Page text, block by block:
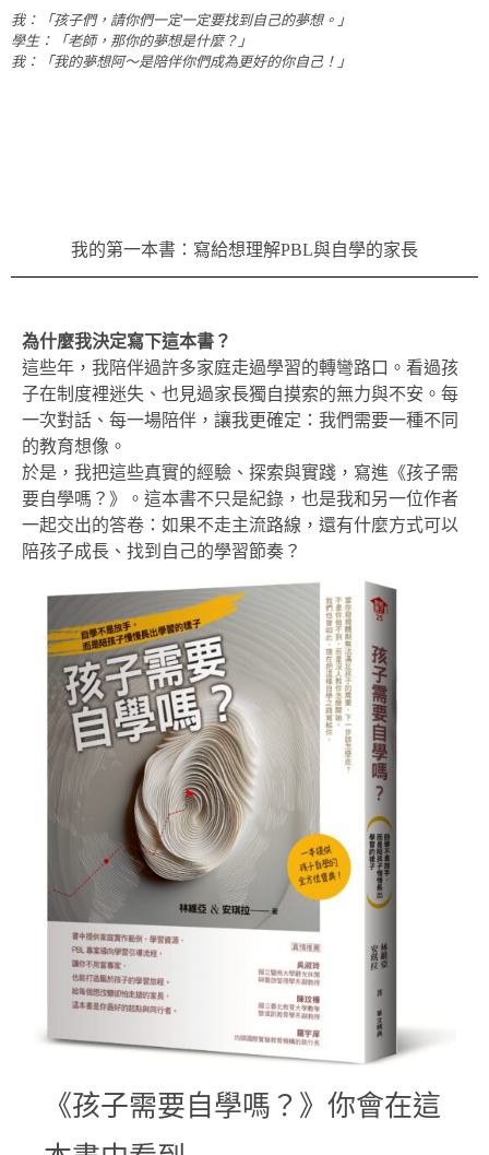
我：「孩子們，請你們一定一定要找到自己的夢想。」
學生：「老師，那你的夢想是什麼？」
我：「我的夢想阿～是陪伴你們成為更好的你自己！」
我的第一本書：寫給想理解PBL與自學的家長
為什麼我決定寫下這本書？
這些年，我陪伴過許多家庭走過學習的轉彎路口。看過孩
子在制度裡迷失、也見過家長獨自摸索的無力與不安。每
一次對話、每一場陪伴，讓我更確定：我們需要一種不同
的教育想像。
於是，我把這些真實的經驗、探索與實踐，寫進《孩子需
要自學嗎？》。這本書不只是紀錄，也是我和另一位作者
一起交出的答卷：如果不走主流路線，還有什麼方式可以
陪孩子成長、找到自己的學習節奏？
《孩子需要自學嗎？》你會在這